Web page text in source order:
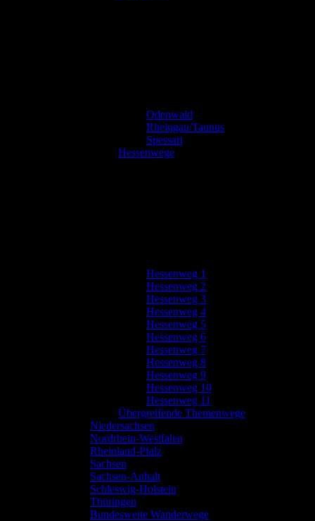
Odenwald
Rheingau/Taunus
Spessart
Hessenwege
Hessenweg 1
Hessenweg 2
Hessenweg 3
Hessenweg 4
Hessenweg 5
Hessenweg 6
Hessenweg 7
Hessenweg 8
Hessenweg 9
Hessenweg 10
Hessenweg 11
Übergreifende Themenwege
Niedersachsen
Nordrhein-Westfalen
Rheinland-Pfalz
Sachsen
Sachsen-Anhalt
Schleswig-Holstein
Thüringen
Bundesweite Wanderwege